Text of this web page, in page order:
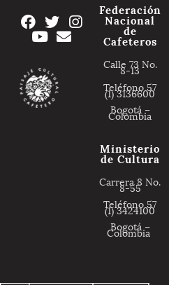
Federación
Nacional
de
Cafeteros
Calle 73 No.
8-13
Teléfono 57
(1) 3136600
Bogotá –
Colombia
Ministerio
de Cultura
Carrera 8 No.
8-55
Teléfono 57
(1) 3424100
Bogotá –
Colombia